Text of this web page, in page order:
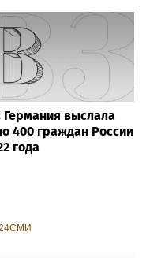
Германия выслала
400 граждан России
года
24СМИ